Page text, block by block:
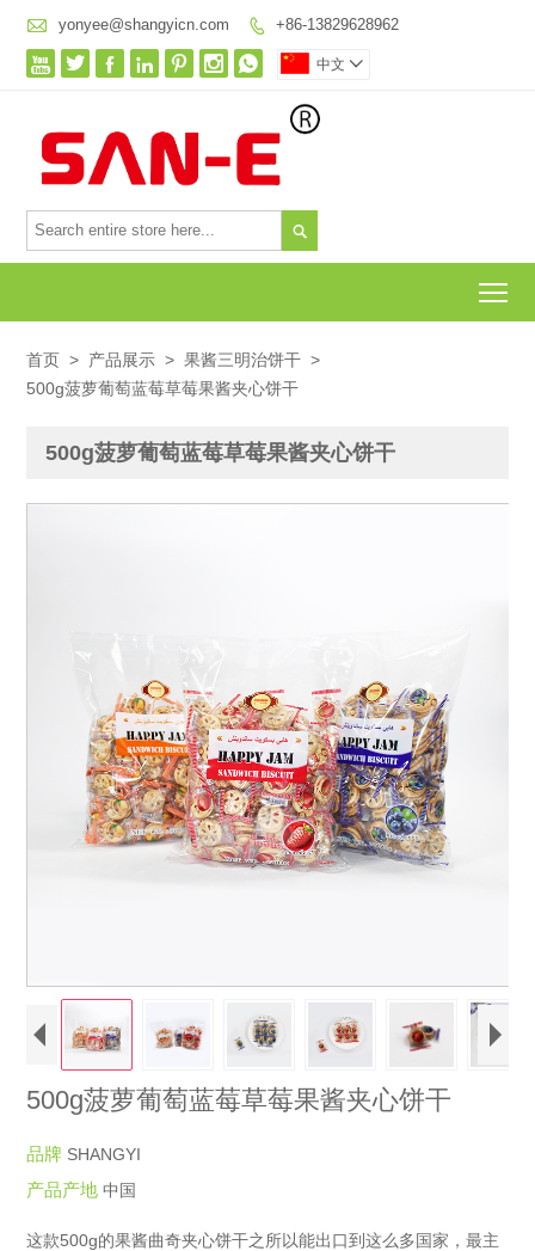
 yonyee@shangyicn.com  +86-13829628962
       中文 

首页 > 产品展示 > 果酱三明治饼干 >
500g菠萝葡萄蓝莓草莓果酱夹心饼干
500g菠萝葡萄蓝莓草莓果酱夹心饼干
500g菠萝葡萄蓝莓草莓果酱夹心饼干
品牌 SHANGYI
产品产地中国
这款500g的果酱曲奇夹心饼干之所以能出口到这么多国家，最主